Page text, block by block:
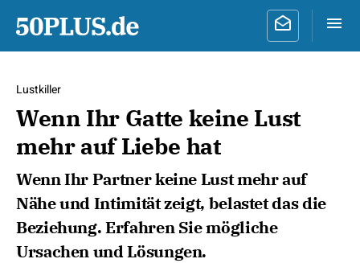
Lustkiller
Wenn Ihr Gatte keine Lust
mehr auf Liebe hat
Wenn Ihr Partner keine Lust mehr auf
Nähe und Intimität zeigt, belastet das die
Beziehung. Erfahren Sie mögliche
Ursachen und Lösungen.